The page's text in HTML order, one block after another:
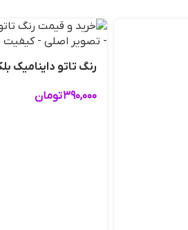
رنگ تاتو داینامیک
۳۹۰,۰۰۰تومان